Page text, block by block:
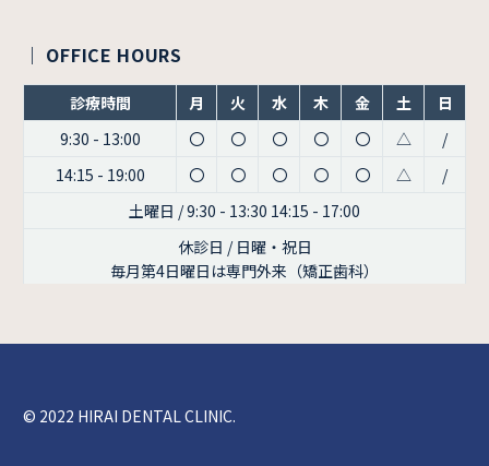
｜ OFFICE HOURS
診療時間 月 火 水 木 金 土
日
9:30 - 13:00
〇 〇 〇 〇 〇 △
/
14:15 - 19:00
〇 〇 〇 〇 〇 △
/
土曜日 / 9:30 - 13:30 14:15 - 17:00
休診日 / 日曜・祝日
毎月第4日曜日は専門外来（矯正歯科）
© 2022 HIRAI DENTAL CLINIC.